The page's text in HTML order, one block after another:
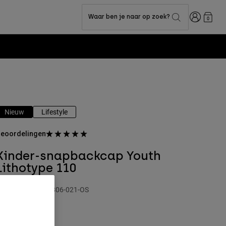
Waar ben je naar op zoek? Inloggen
0
Nieuw Lifestyle
snapbackcap Youth
110
31806-021-OS